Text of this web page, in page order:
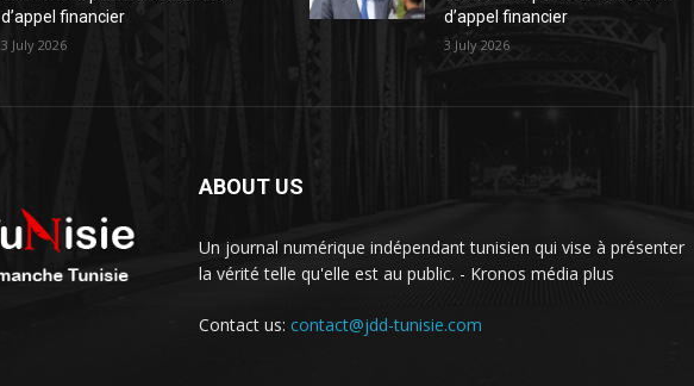
d’appel financier
3 July 2026
d’appel financier
3 July 2026
ABOUT US
Un journal numérique indépendant tunisien qui vise à présenter
la vérité telle qu'elle est au public. - Kronos média plus
Contact us: contact@jdd-tunisie.com